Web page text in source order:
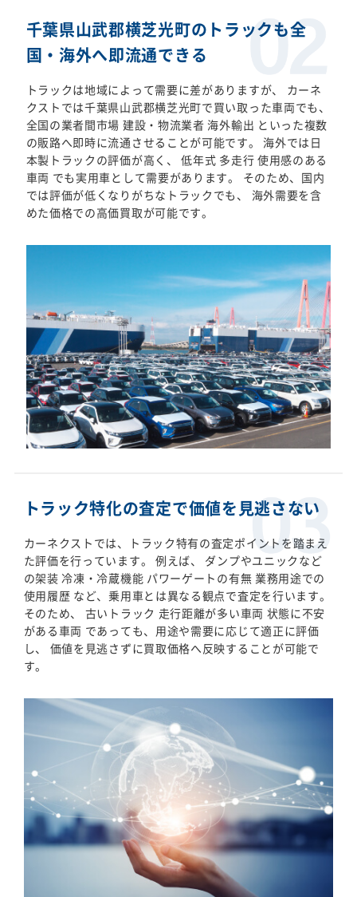
千葉県山武郡横芝光町のトラックも全
国・海外へ即流通できる
トラックは地域によって需要に差がありますが、 カーネ
クストでは千葉県山武郡横芝光町で買い取った車両でも、
全国の業者間市場 建設・物流業者 海外輸出 といった複数
の販路へ即時に流通させることが可能です。 海外では日
本製トラックの評価が高く、 低年式 多走行 使用感のある
車両 でも実用車として需要があります。 そのため、国内
では評価が低くなりがちなトラックでも、 海外需要を含
めた価格での高価買取が可能です。
トラック特化の査定で価値を見逃さない
カーネクストでは、トラック特有の査定ポイントを踏まえ
た評価を行っています。 例えば、 ダンプやユニックなど
の架装 冷凍・冷蔵機能 パワーゲートの有無 業務用途での
使用履歴 など、乗用車とは異なる観点で査定を行います。
そのため、 古いトラック 走行距離が多い車両 状態に不安
がある車両 であっても、用途や需要に応じて適正に評価
し、 価値を見逃さずに買取価格へ反映することが可能で
す。